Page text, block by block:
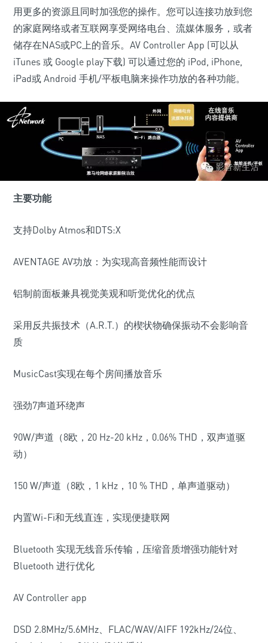
用更多的资源且同时加强您的操作。您可以连接功放到您
的家庭网络或者互联网享受网络电台、流媒体服务，或者
储存在NAS或PC上的音乐。AV Controller App (可以从
iTunes 或 Google play下载) 可以通过您的 iPod, iPhone,
iPad或 Android 手机/平板电脑来操作功放的各种功能。
主要功能
支持Dolby Atmos和DTS:X
AVENTAGE AV功放：为实现高音频性能而设计
铝制前面板兼具视觉美观和听觉优化的优点
采用反共振技术（A.R.T.）的楔状物确保振动不会影响音
质
MusicCast实现在每个房间播放音乐
强劲7声道环绕声
90W/声道（8欧，20 Hz-20 kHz，0.06% THD，双声道驱
动）
150 W/声道（8欧，1 kHz，10 % THD，单声道驱动）
内置Wi-Fi和无线直连，实现便捷联网
Bluetooth 实现无线音乐传输，压缩音质增强功能针对
Bluetooth 进行优化
AV Controller app
DSD 2.8MHz/5.6MHz、FLAC/WAV/AIFF 192kHz/24位、